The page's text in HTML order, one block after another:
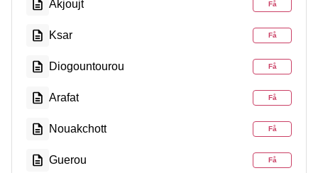
Akjoujt Få
Ksar Få
Diogountourou Få
Arafat Få
Nouakchott Få
Guerou Få